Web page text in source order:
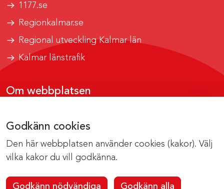
Godkänn cookies
Den här webbplatsen använder cookies (kakor). Välj
vilka kakor du vill godkänna.
Godkänn nödvändiga Godkänn alla
1177.se
Regionkalmar.se
Regional utveckling Kalmar län
Kalmar länstrafik
Om webbplatsen
Om cookies
Kontakta webbredaktionen